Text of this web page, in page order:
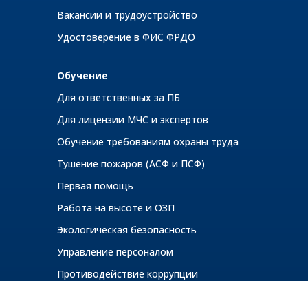
Экологическая безопасность
Противодействие коррупции
Управление персоналом
Обучение
Для ответственных за ПБ
Тушение пожаров (АСФ и ПСФ)
Первая помощь
Работа на высоте и ОЗП
Для лицензии МЧС и экспертов
Обучение требованиям охраны труда
Вакансии и трудоустройство
Удостоверение в ФИС ФРДО